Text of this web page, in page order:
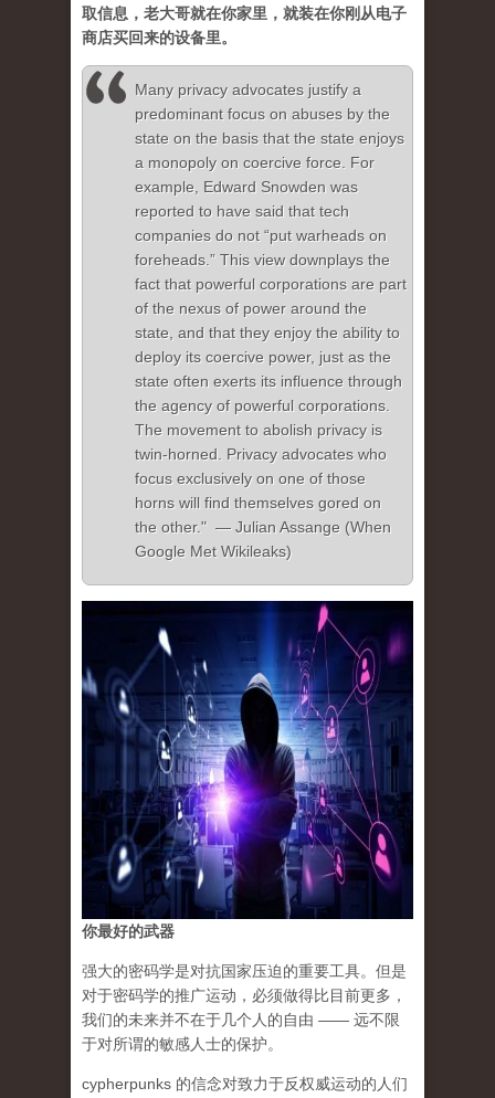
取信息，老大哥就在你家里，就装在你刚从电子
商店买回来的设备里。
Many privacy advocates justify a
predominant focus on abuses by the
state on the basis that the state enjoys
a monopoly on coercive force. For
example, Edward Snowden was
reported to have said that tech
companies do not “put warheads on
foreheads.” This view downplays the
fact that powerful corporations are part
of the nexus of power around the
state, and that they enjoy the ability to
deploy its coercive power, just as the
state often exerts its influence through
the agency of powerful corporations.
The movement to abolish privacy is
twin-horned. Privacy advocates who
focus exclusively on one of those
horns will find themselves gored on
the other." — Julian Assange (When
Google Met Wikileaks)
你最好的武器
强大的密码学是对抗国家压迫的重要工具。但是
对于密码学的推广运动，必须做得比目前更多，
我们的未来并不在于几个人的自由 —— 远不限
于对所谓的敏感人士的保护。
cypherpunks 的信念对致力于反权威运动的人们